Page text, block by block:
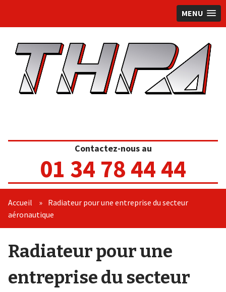
MENU
Contactez-nous au
01 34 78 44 44
Accueil » Radiateur pour une entreprise du secteur
aéronautique
Radiateur pour une
entreprise du secteur